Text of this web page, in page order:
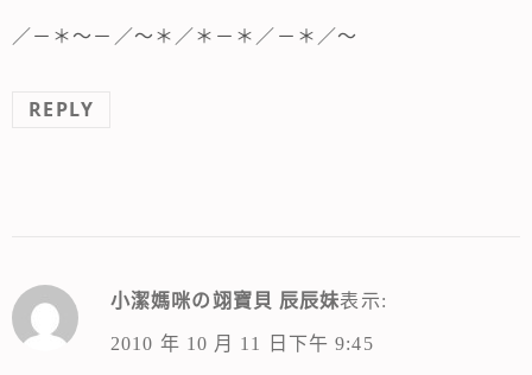
／－＊～－／～＊／＊－＊／－＊／～
REPLY
小潔媽咪の翊寶貝 辰辰妹表示:
2010 年 10 月 11 日下午 9:45